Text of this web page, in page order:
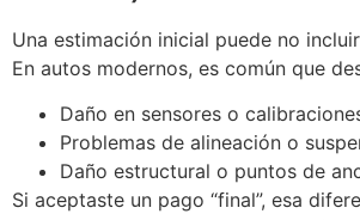
Una estimación inicial puede no
En autos modernos, es común que
Daño en sensores o
Problemas de alineación o
Daño estructural o puntos de
Si aceptaste un pago “final”, esa